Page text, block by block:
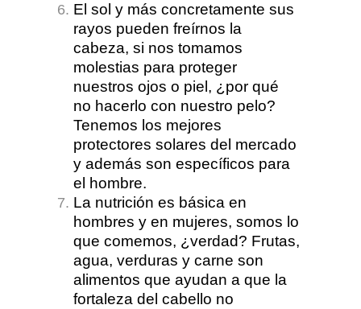
El sol y más concretamente sus
rayos pueden freírnos la
cabeza, si nos tomamos
molestias para proteger
nuestros ojos o piel, ¿por qué
no hacerlo con nuestro pelo?
Tenemos los mejores
protectores solares del mercado
y además son específicos para
el hombre.
La nutrición es básica en
hombres y en mujeres, somos lo
que comemos, ¿verdad? Frutas,
agua, verduras y carne son
alimentos que ayudan a que la
fortaleza del cabello no